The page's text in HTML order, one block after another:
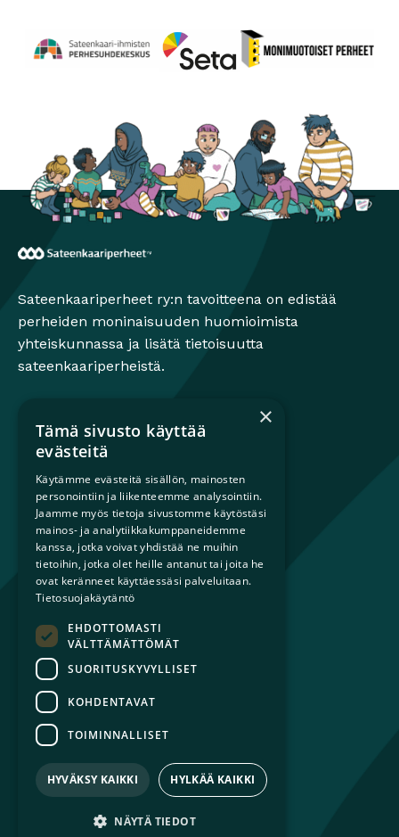
Sateenkaariperheet ry:n tavoitteena on edistää
perheiden moninaisuuden huomioimista
yhteiskunnassa ja lisätä tietoisuutta
sateenkaariperheistä.
Mikä on sateenkaariperhe?
Lapsiperheille
Ammattilaisille
Päättäjille
Ajankohtaista
Tilaa uutiskirje
Liity jäseneksi
Yhteystiedot
© 2026 Sateenkaariperheet ry
Tietosuojaseloste
Saavutettavuusseloste
Avautuu uuteen ikkunaan
Instagram
Avautuu uuteen ikkunaan
LinkedIn
Avautuu uuteen ikkunaan
×
Tämä sivusto käyttää
evästeitä
Käytämme evästeitä sisällön, mainosten
personointiin ja liikenteemme analysointiin.
Jaamme myös tietoja sivustomme käytöstäsi
mainos- ja analytiikkakumppaneidemme
kanssa, jotka voivat yhdistää ne muihin
tietoihin, jotka olet heille antanut tai joita he
ovat keränneet käyttäessäsi palveluitaan.
Tietosuojakäytäntö
EHDOTTOMASTI
VÄLTTÄMÄTTÖMÄT
SUORITUSKYVYLLISET
KOHDENTAVAT
TOIMINNALLISET
HYVÄKSY KAIKKI HYLKÄÄ KAIKKI
NÄYTÄ TIEDOT